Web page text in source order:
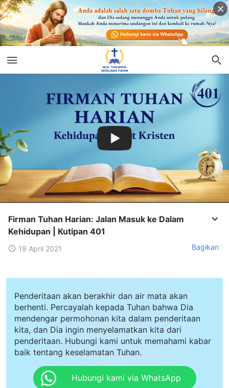
Firman Tuhan Harian: Jalan Masuk ke Dalam
Kehidupan | Kutipan 401
19 April 2021 Bagikan
Penderitaan akan berakhir dan air mata akan
berhenti. Percayalah kepada Tuhan bahwa Dia
mendengar permohonan kita dalam penderitaan
kita, dan Dia ingin menyelamatkan kita dari
penderitaan. Hubungi kami untuk memahami kabar
baik tentang keselamatan Tuhan.
Hubungi kami via WhatsApp